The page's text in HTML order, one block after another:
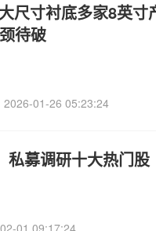
尺寸衬底多家8英寸
待破
2026-01-26 05:23:24
私募调研十大热门股
01 09:17:24